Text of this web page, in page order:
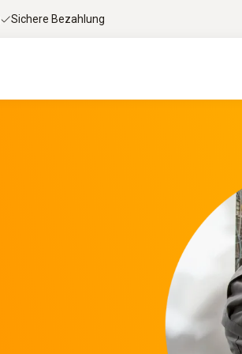
Sichere Bezahlung